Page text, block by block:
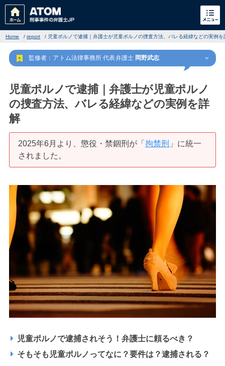
刑事事件
刑事事件の無料相談
家族が逮捕された方はこちら
刑事事件の記事一覧
アトムについて 知りたい方
弁護士紹介
弁護士費用
アクセス
Home /report / 児童ポルノで逮捕｜弁護士が児童ポルノの捜査方法、バレる経緯などの実例を
監修者：アトム法律事務所 代表弁護士 岡野武志
児童ポルノで逮捕｜弁護士が児童ポルノ
の捜査方法、バレる経緯などの実例を詳
解
2025年6月より、懲役・禁錮刑が「 拘禁刑 」に統一
されました。
児童ポルノで逮捕されそう！弁護士に頼るべき？
そもそも児童ポルノってなに？要件は？逮捕される？